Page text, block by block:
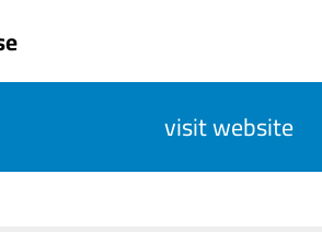
visit website